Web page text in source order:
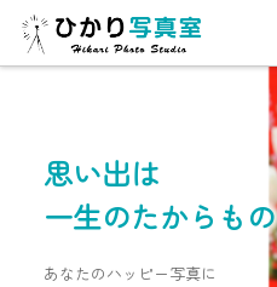
思い出は
一生のたからもの
あなたのハッピー写真に